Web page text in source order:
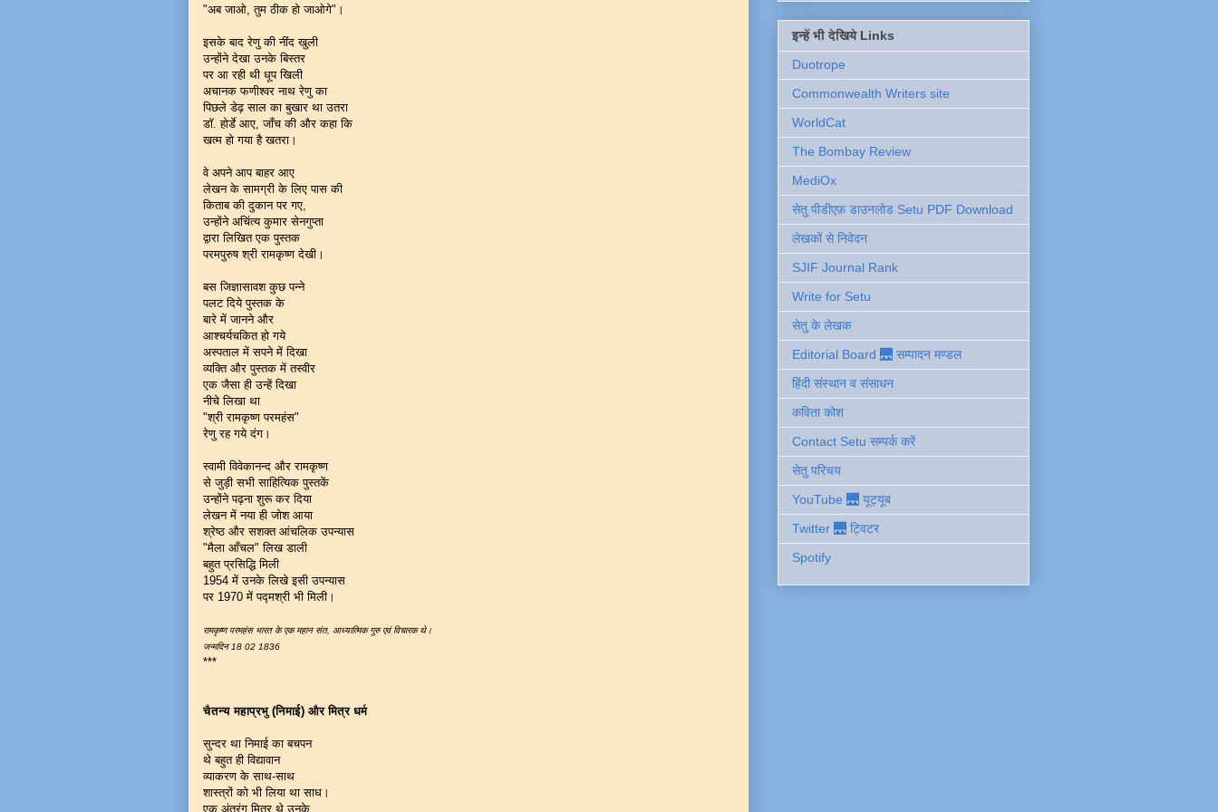
"अब जाओ, तुम ठीक हो जाओगे"।
इसके बाद रेणु की नींद खुली
उन्होंने देखा उनके बिस्तर
पर आ रही थी धूप खिली
अचानक फणीश्वर नाथ रेणु का
पिछले डेढ़ साल का बुखार था उतरा
डॉ. होर्डे आए, जाँच की और कहा कि
खत्म हो गया है खतरा।
वे अपने आप बाहर आए
लेखन के सामग्री के लिए पास की
किताब की दुकान पर गए,
उन्होंने अचिंत्य कुमार सेनगुप्ता
द्वारा लिखित एक पुस्तक
परमपुरुष श्री रामकृष्ण देखी।
बस जिज्ञासावश कुछ पन्ने
पलट दिये पुस्तक के
बारे में जानने और
आश्चर्यचकित हो गये
अस्पताल में सपने में दिखा
व्यक्ति और पुस्तक में तस्वीर
एक जैसा ही उन्हें दिखा
नीचे लिखा था
"श्री रामकृष्ण परमहंस"
रेणु रह गये दंग।
स्वामी विवेकानन्द और रामकृष्ण
से जुड़ी सभी साहित्यिक पुस्तकें
उन्होंने पढ़ना शुरू कर दिया
लेखन में नया ही जोश आया
श्रेष्ठ और सशक्त आंचलिक उपन्यास
"मैला आँचल" लिख डाली
बहुत प्रसिद्धि मिली
1954 में उनके लिखे इसी उपन्यास
पर 1970 में पद्मश्री भी मिली।
रामकृष्ण परमहंस भारत के एक महान संत, आध्यात्मिक गुरु एवं विचारक थे।
जन्मदिन 18 02 1836
***
चैतन्य महाप्रभु (निमाई) और मित्र धर्म
सुन्दर था निमाई का बचपन
थे बहुत ही विद्यावान
व्याकरण के साथ-साथ
शास्त्रों को भी लिया था साध।
एक अंतरंग मित्र थे उनके
इन्हें भी देखिये Links
Duotrope
Commonwealth Writers site
WorldCat
The Bombay Review
MediOx
सेतु पीडीएफ़ डाउनलोड Setu PDF Download
लेखकों से निवेदन
SJIF Journal Rank
Write for Setu
सेतु के लेखक
Editorial Board 🌉 सम्पादन मण्डल
हिंदी संस्थान व संसाधन
कविता कोश
Contact Setu सम्पर्क करें
सेतु परिचय
YouTube 🌉 यूट्यूब
Twitter 🌉 ट्विटर
Spotify